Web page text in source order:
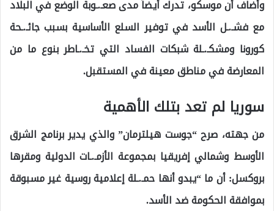
وأضاف أن موسكو، تدرك أيضاً مدى صعـ.ـوبة الوضع في البلاد
مع فشـ.ـل الأسد في توفير السلع الأساسية بسبب جائـ.ـحة
كورونا ومشكـ.ـلة شبكات الفساد التي تخـ.ـاطر بنوع ما من
المعارضة في مناطق معينة في المستقبل.
سوريا لم تعد بتلك الأهمية
من جهته، صرح “جوست هيلترمان” والذي يدير برنامج الشرق
الأوسط وشمالي إفريقيا بمجموعة الأزمـ.ـات الدولية ومقرها
بروكسل: أن ما “يبدو أنها حمـ.ـلة إعلامية روسية غير مسبوقة
بموافقة الحكومة ضد الأسد.